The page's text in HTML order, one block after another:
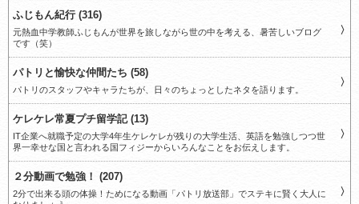
ふじもん紀行 (316)
元熱血中学教師ふじもんが世界を旅しながら世の中を考える、暑苦しいブログ
です（笑）
パトリと愉快な仲間たち (58)
パトリのスタッフやキャラたちが、日々のちょっとしたネタを語ります。
ケレケレ常夏プチ留学記 (13)
IT企業へ就職予定の大学4年生ケレケレが残りの大学生活、英語を勉強しつつ世
界一幸せな国と言われる国フィジーからいろんなことをお伝えします。
２分動画で勉強！ (207)
2分で出来る頭の体操！ためになる動画「パトリ放送部」でステキに賢く大人に